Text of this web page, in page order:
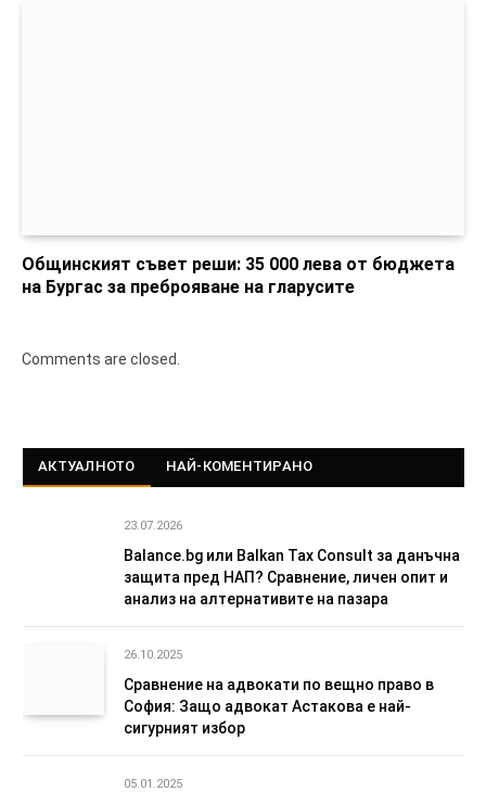
Общинският съвет реши: 35 000 лева от бюджета
на Бургас за преброяване на гларусите
Comments are closed.
АКТУАЛНОТО НАЙ-КОМЕНТИРАНО
23.07.2026
Balance.bg или Balkan Tax Consult за данъчна
защита пред НАП? Сравнение, личен опит и
анализ на алтернативите на пазара
26.10.2025
Сравнение на адвокати по вещно право в
София: Защо адвокат Астакова е най-
сигурният избор
05.01.2025